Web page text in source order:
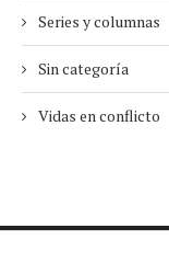
Series y columnas
Sin categoría
Vidas en conflicto